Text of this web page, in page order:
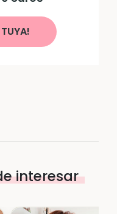
interesar